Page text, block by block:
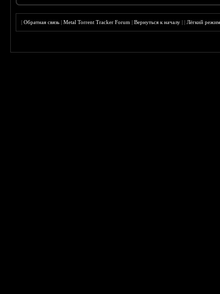
|Обратная связь |Metal Torrent Tracker Forum |Вернуться к началу ||Лёгкий